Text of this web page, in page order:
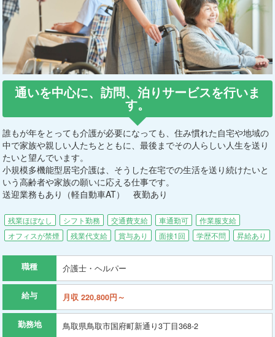
通いを中心に、訪問、泊りサービスを行いま
す。
誰もが年をとっても介護が必要になっても、住み慣れた自宅や地域の
中で家族や親しい人たちとともに、最後までその人らしい人生を送り
たいと望んでいます。
小規模多機能型居宅介護は、そうした在宅での生活を送り続けたいと
いう高齢者や家族の願いに応える仕事です。
送迎業務もあり（軽自動車AT） 夜勤あり
残業ほぼなし シフト勤務 交通費支給 車通勤可
作業服支給
オフィスが禁煙
残業代支給 賞与あり 面接1回 学歴不問 昇給あり
職種 介護士・ヘルパー
給与 月収 220,800円～
勤務地 鳥取県鳥取市国府町新通り3丁目368-2